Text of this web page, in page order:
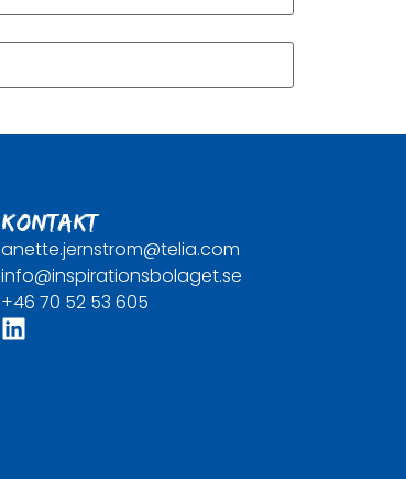
KONTAKT
anette.jernstrom@telia.com
info@inspirationsbolaget.se
+46 70 52 53 605